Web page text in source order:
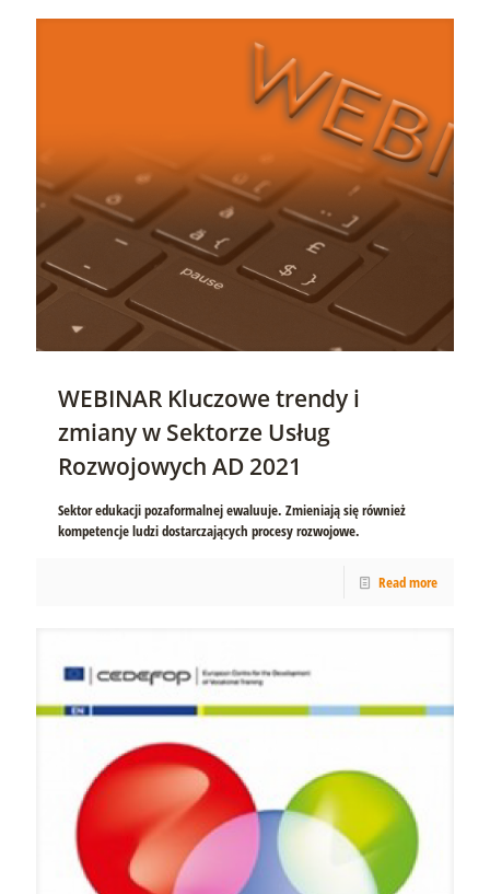
WEBINAR Kluczowe trendy i
zmiany w Sektorze Usług
Rozwojowych AD 2021
Sektor edukacji pozaformalnej ewaluuje. Zmieniają się również
kompetencje ludzi dostarczających procesy rozwojowe.
Read more